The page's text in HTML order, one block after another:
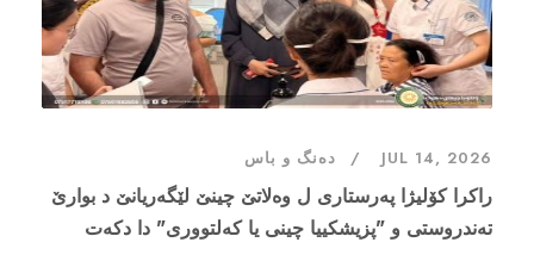
JUL 14, 2026 دەنگ و باس
راکرا کۆلیژا پەرستارى ل وەلاتێ چینێ لێگەریانێ د بوارێ
تەندروستی و "پزیشکییا چینی یا کەلتووری" دا دکەت